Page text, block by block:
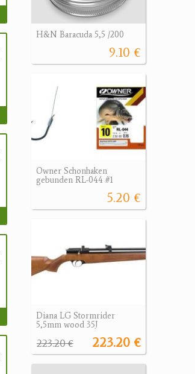
H&N Baracuda 5,5 /200
9.10 €
Owner Schonhaken
gebunden RL-044 #1
5.20 €
Diana LG Stormrider
5,5mm wood 35J
223.20 €
223.20 €